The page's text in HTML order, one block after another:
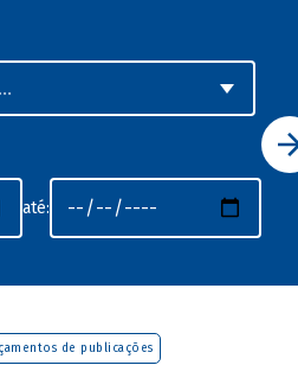
até:
de publicações